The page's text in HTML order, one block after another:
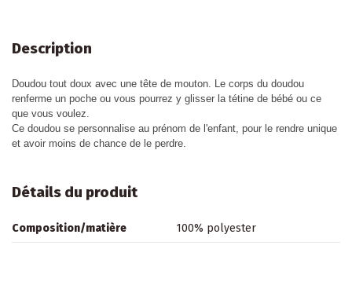
Description
Doudou tout doux avec une tête de mouton. Le corps du doudou
renferme un poche ou vous pourrez y glisser la tétine de bébé ou ce
que vous voulez.
Ce doudou se personnalise au prénom de l'enfant, pour le rendre unique
et avoir moins de chance de le perdre.
Détails du produit
Composition/matière 100% polyester